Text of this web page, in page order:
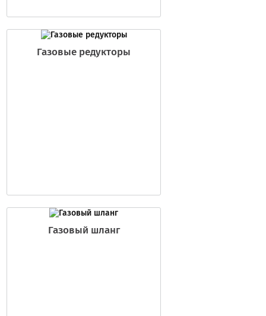
Газовые редукторы
Газовый шланг